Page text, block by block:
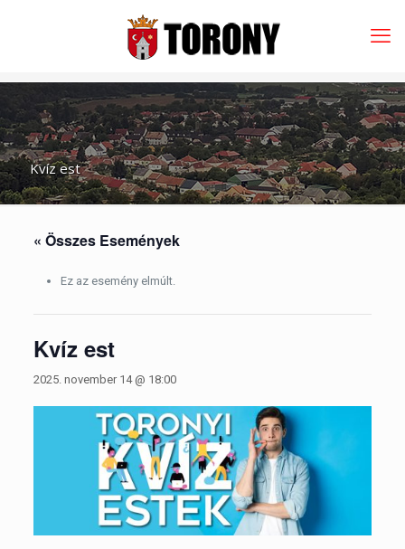
Kvíz est
« Összes Események
Ez az esemény elmúlt.
Kvíz est
2025. november 14 @ 18:00